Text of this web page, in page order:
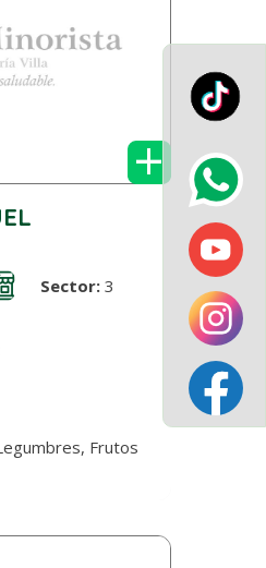
+
Sector: 3
Frutos